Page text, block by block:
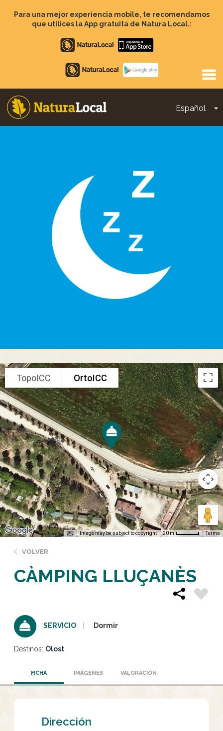
contenido
Para una mejor experiencia mobile, te recomendamos
que utilices la App gratuita de Natura Local.:
Apple
store
Google
Play
Español
Main
TopoICC OrtoICC
Image may be subject to copyright 20 m Terms
VOLVER
CÀMPING LLUÇANÈS
SERVICIO Dormir
Destinos: Olost
FICHA IMÁGENES VALORACIÓN
Dirección